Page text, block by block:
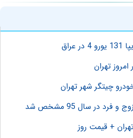
چیتگر شهر تهران
در سال 95 مشخص شد
+ قیمت روز